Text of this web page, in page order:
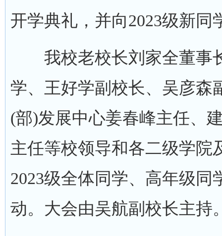
开学典礼，并向2023级新同
我校老校长刘家全董事
学、王好学副校长、吴彦森
(部)发展中心姜春峰主任、
主任等校领导和各二级学院
2023级全体同学、高年级
动。大会由吴航副校长主持